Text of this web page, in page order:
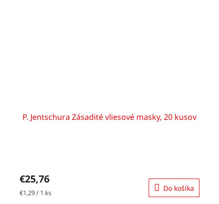
P. Jentschura Zásadité vliesové masky, 20 kusov
€25,76
Jednotková
€1,29 / 1 ks Do košíka